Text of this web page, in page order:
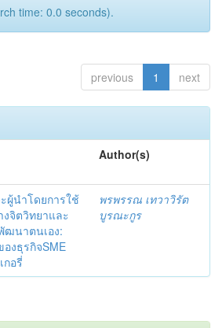
time: 0.0 seconds).
previous 1 next
Author(s)
ผู้นำโดยการใช้
จิตวิทยาและ
ฒนาตนเอง:
งธุรกิจSME
กอรี่
พรพรรณ เทวาวิรัต
บูรณะกูร